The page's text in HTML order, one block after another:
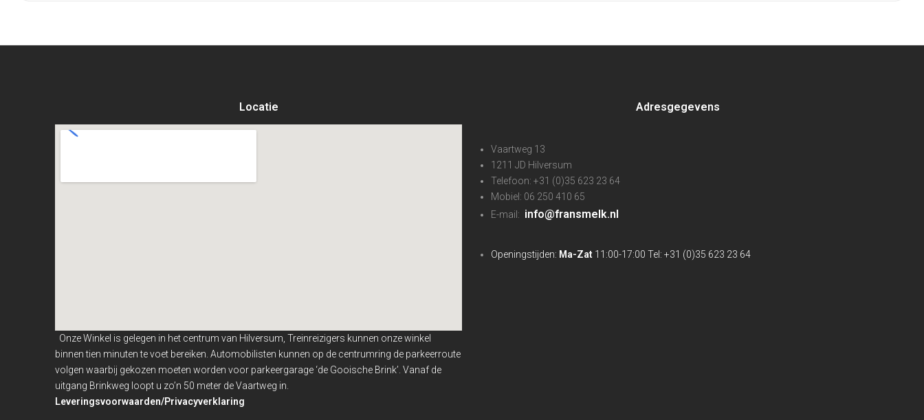
Locatie
Onze Winkel is gelegen in het centrum van Hilversum, Treinreizigers kunnen onze winkel
binnentien minuten te voet bereiken. Automobilisten kunnen op de centrumring de parkeerroute
volgen waarbij gekozen moeten worden voor parkeergarage ‘de Gooische Brink’. Vanaf de
uitgang Brinkweg loopt u zo’n 50 meter de Vaartweg in.
Leveringsvoorwaarden/Privacyverklaring
Adresgegevens
Vaartweg 13
1211 JD Hilversum
Telefoon: +31 (0)35 623 23 64
Mobiel: 06 250 410 65
E-mail: info@fransmelk.nl
Openingstijden: Ma-Zat 11:00-17:00 Tel: +31 (0)35 623 23 64